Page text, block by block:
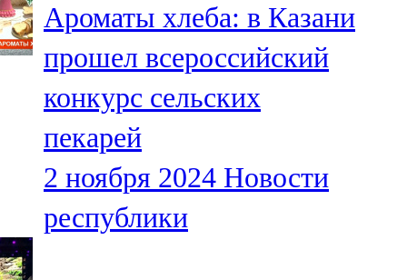
106,1 FM
Кама тамагы
71,51 FM
Кукмара
107,9 FM
Лениногорский
Ароматы хлеба: в Казани
прошел всероссийский
конкурс сельских
пекарей
2 ноября 2024 Новости
республики